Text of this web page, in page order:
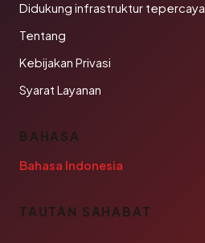
Didukung infrastruktur tepercaya
Tentang
Kebijakan Privasi
Syarat Layanan
BAHASA
Bahasa Indonesia
TAUTAN SAHABAT